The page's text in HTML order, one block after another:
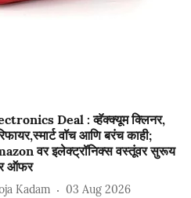
Deal : व्हॅक्क्यूम क्लिनर,
वॉच आणि बरंच काही;
वर इलेक्ट्रॉनिक्स वस्तूंवर सुरूय
ऑफर
Kadam 03 Aug 2026